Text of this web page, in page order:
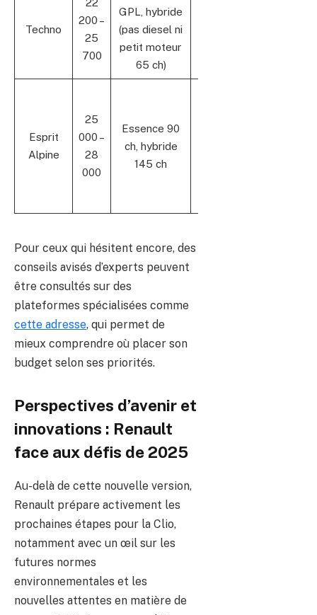
Techno
22
200 –
25
700
GPL, hybride
(pas diesel ni
petit moteur
65 ch)
Esprit
Alpine
25
000 –
28
000
Essence 90
ch, hybride
145 ch
Pour ceux qui hésitent encore, des
conseils avisés d’experts peuvent
être consultés sur des
plateformes spécialisées comme
cette adresse, qui permet de
mieux comprendre où placer son
budget selon ses priorités.
Perspectives d’avenir et
innovations : Renault
face aux défis de 2025
Au-delà de cette nouvelle version,
Renault prépare activement les
prochaines étapes pour la Clio,
notamment avec un œil sur les
futures normes
environnementales et les
nouvelles attentes en matière de